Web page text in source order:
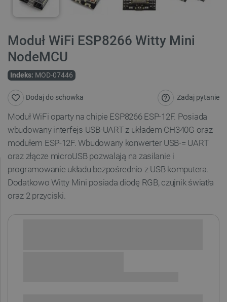
Moduł WiFi ESP8266 Witty Mini
NodeMCU
Indeks: MOD-07446
Zadaj pytanie
Dodaj do schowka
Moduł WiFi oparty na chipie ESP8266 ESP-12F. Posiada
wbudowany interfejs USB-UART z układem CH340G oraz
modułem ESP-12F. Wbudowany konwerter USB-= UART
oraz złącze microUSB pozwalają na zasilanie i
programowanie układu bezpośrednio z USB komputera.
Dodatkowo Witty Mini posiada diodę RGB, czujnik światła
oraz 2 przyciski.